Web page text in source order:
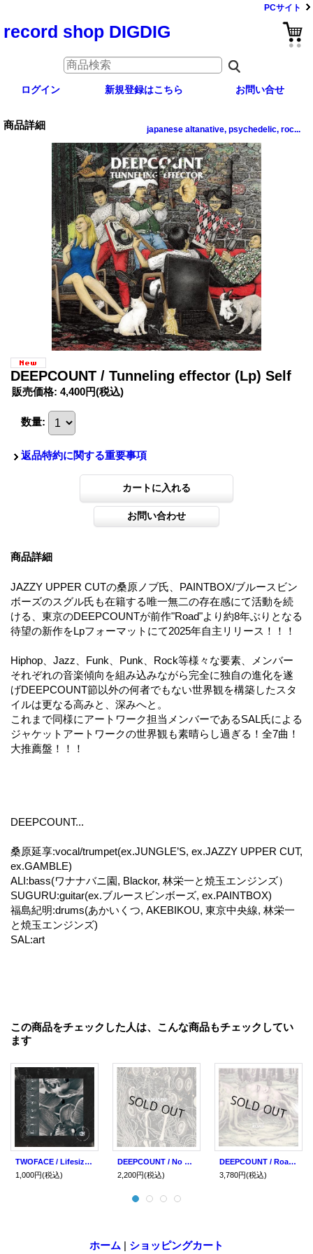
PCサイト
record shop DIGDIG
ログイン 新規登録はこちら お問い合せ
商品詳細 japanese altanative, psychedelic, roc...
DEEPCOUNT / Tunneling effector (Lp) Self
販売価格: 4,400円(税込)
数量:
返品特約に関する重要事項
商品詳細
JAZZY UPPER CUTの桑原ノブ氏、PAINTBOX/ブルースビン
ボーズのスグル氏も在籍する唯一無二の存在感にて活動を続
ける、東京のDEEPCOUNTが前作"Road"より約8年ぶりとなる
待望の新作をLpフォーマットにて2025年自主リリース！！！
Hiphop、Jazz、Funk、Punk、Rock等様々な要素、メンバー
それぞれの音楽傾向を組み込みながら完全に独自の進化を遂
げDEEPCOUNT節以外の何者でもない世界観を構築したスタ
イルは更なる高みと、深みへと。
これまで同様にアートワーク担当メンバーであるSAL氏による
ジャケットアートワークの世界観も素晴らし過ぎる！全7曲！
大推薦盤！！！
DEEPCOUNT...
桑原延享:vocal/trumpet(ex.JUNGLE’S, ex.JAZZY UPPER CUT,
ex.GAMBLE)
ALI:bass(ワナナバニ園, Blackor, 林栄一と焼玉エンジンズ）
SUGURU:guitar(ex.ブルースビンボーズ, ex.PAINTBOX)
福島紀明:drums(あかいくつ, AKEBIKOU, 東京中央線, 林栄一
と焼玉エンジンズ)
SAL:art
この商品をチェックした人は、こんな商品もチェックしてい
ます
TWOFACE / Lifesize (cd) Self
1,000円(税込)
DEEPCOUNT / No dead end (cd) Self
2,200円(税込)
DEEPCOUNT / Road (Lp+cd) Self
3,780円(税込)
ホーム | ショッピングカート